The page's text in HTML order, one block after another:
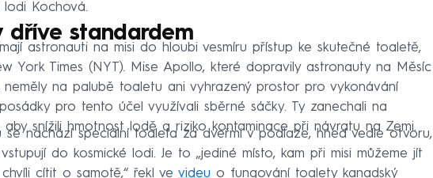
lodi Kochová.
dříve standardem
astronauti na misi do hloubi vesmíru přístup ke skutečné toaletě,
York Times (NYT). Mise Apollo, které dopravily astronauty na Měsíc
neměly na palubě toaletu ani vyhrazený prostor pro vykonávání
pro tento účel využívali sběrné sáčky. Ty zanechali na
aby snížili hmotnost lodě a riziko kontaminace při návratu na Zemi.
se nachází speciální toaleta za dveřmi v podlaze, hned vedle otvoru,
do kosmické lodi. Je to „jediné místo, kam při misi můžeme jít
cítit o samotě,“ řekl ve videu o fungování toalety kanadský